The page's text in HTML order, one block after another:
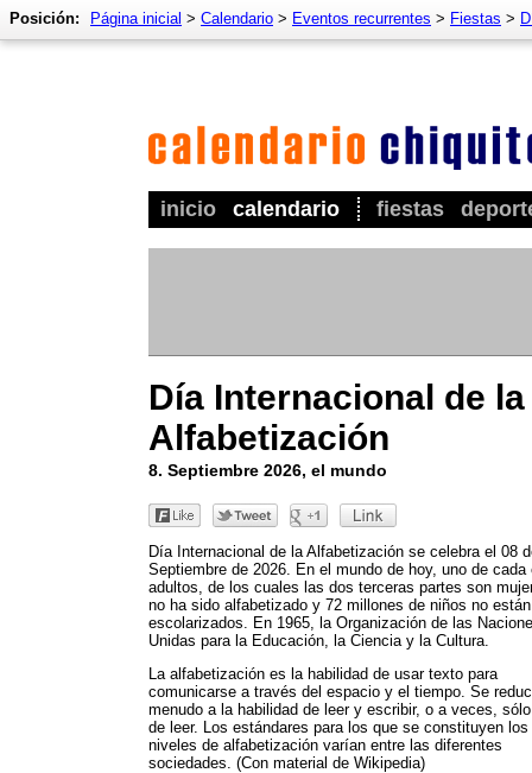
inicio calendario fiestas
Posición: Página inicial > Calendario > Eventos recurrentes > Fiestas >
Día Internacional de la
Alfabetización
8. Septiembre 2026, el mundo
Día Internacional de la Alfabetización se celebra el 08
Septiembre de 2026. En el mundo de hoy, uno de cada
adultos, de los cuales las dos terceras partes son
no ha sido alfabetizado y 72 millones de niños no están
escolarizados. En 1965, la Organización de las
Unidas para la Educación, la Ciencia y la Cultura.
La alfabetización es la habilidad de usar texto para
comunicarse a través del espacio y el tiempo. Se
menudo a la habilidad de leer y escribir, o a veces,
de leer. Los estándares para los que se constituyen los
niveles de alfabetización varían entre las diferentes
sociedades. (Con material de Wikipedia)